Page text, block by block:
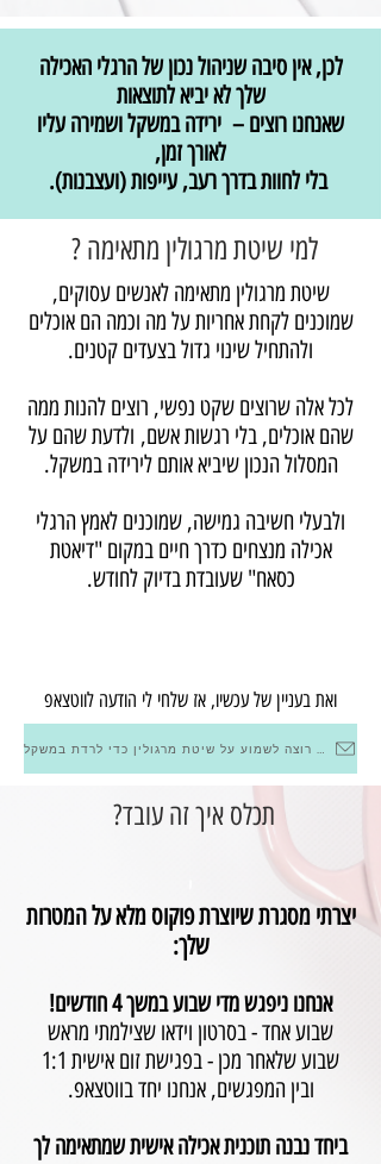
לכן, אין סיבה שניהול נכון של הרגלי האכילה
שלך לא יביא לתוצאות
שאנחנו רוצים – ירידה במשקל ושמירה עליו
לאורך זמן,
בלי לחוות בדרך רעב, עייפות (ועצבנות).
למי שיטת מרגולין מתאימה ?
שיטת מרגולין מתאימה לאנשים עסוקים,
שמוכנים לקחת אחריות על מה וכמה הם אוכלים
ולהתחיל שינוי גדול בצעדים קטנים.
לכל אלה שרוצים שקט נפשי, רוצים להנות ממה
שהם אוכלים,בלי רגשות אשם, ולדעת שהם על
המסלול הנכון שיביא אותם לירידה במשקל.
ולבעלי חשיבה גמישה, שמוכנים לאמץ הרגלי
אכילה מנצחים כדרך חיים במקום "דיאטת
כסאח" שעובדת בדיוק לחודש.
ואת בעניין של עכשיו, אז שלחי לי הודעה לווטצאפ
תכלס איך זה עובד?
יצרתי מסגרת שיוצרת פוקוס מלא על המטרות
שלך:
אנחנו ניפגש מדי שבוע במשך 4 חודשים!
שבוע אחד - בסרטון וידאו שצילמתי מראש
שבוע שלאחר מכן - בפגישת זום אישית 1:1
ובין המפגשים, אנחנו יחד בווטצאפ.
ביחד נבנה תוכנית אכילה אישית שמתאימה לך